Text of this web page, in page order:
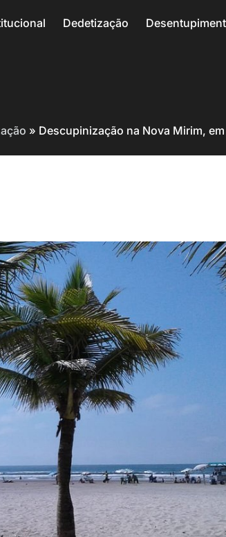
Dedetização
» Descupinização na Nova Mirim,